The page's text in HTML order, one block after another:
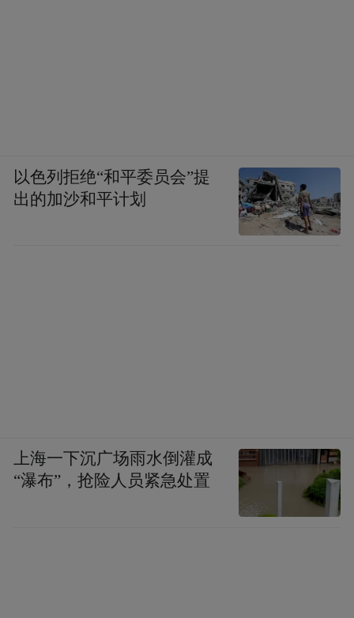
以色列拒绝“和平委员会”提
出的加沙和平计划
上海一下沉广场雨水倒灌成
“瀑布”，抢险人员紧急处置